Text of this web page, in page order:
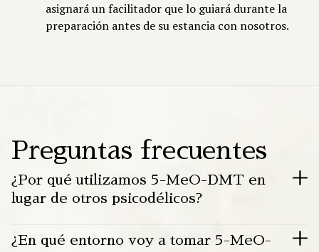
asignará un facilitador que lo guiará durante la
preparación antes de su estancia con nosotros.
Preguntas frecuentes
¿Por qué utilizamos 5-MeO-DMT en
lugar de otros psicodélicos?
Si bien esta nueva era de renacimiento psicodélico en
Occidente es emocionante y está a punto de marcar
¿En qué entorno voy a tomar 5-MeO-